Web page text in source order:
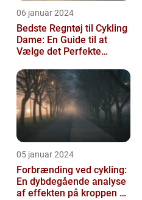
06 januar 2024
Bedste Regntøj til Cykling
Dame: En Guide til at
Vælge det Perfekte
unde...
05 januar 2024
Forbrænding ved cykling:
En dybdegående analyse
af effekten på kroppen og